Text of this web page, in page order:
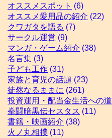
オススメスポット (6)
オススメ愛用品の紹介 (22)
クワガタを語る (7)
サークル運営 (9)
マンガ・ゲーム紹介 (38)
名言集 (3)
子ども工作 (31)
家族と育児の話題 (23)
徒然なるままに (261)
投資運用・配当金生活への道
拳闘暗黒伝セスタス (11)
書籍・映画紹介 (38)
火ノ丸相撲 (11)